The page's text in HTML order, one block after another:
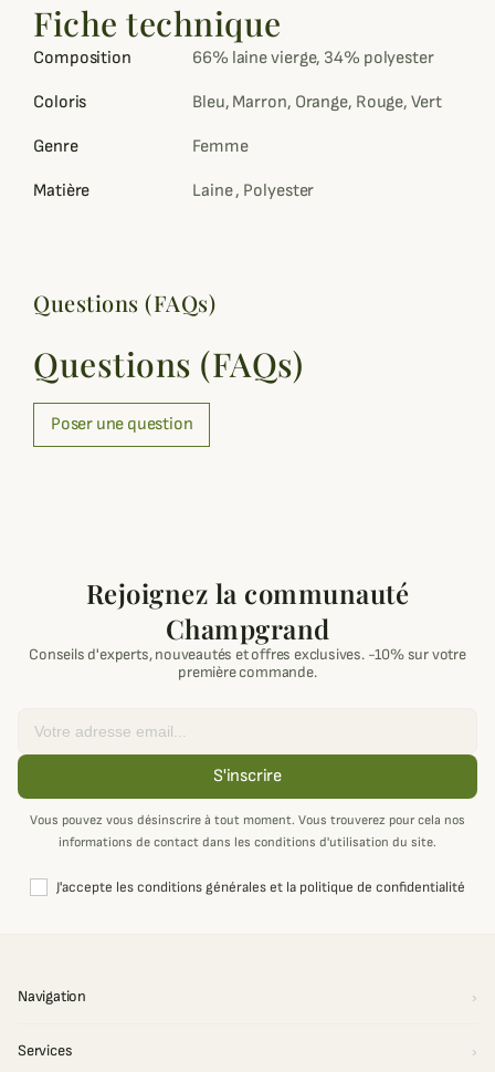
Fiche technique
Composition 66% laine vierge, 34% polyester
Coloris Bleu, Marron, Orange, Rouge, Vert
Genre Femme
Matière Laine , Polyester
Questions (FAQs)
Questions (FAQs)
Poser une question
Rejoignez la communauté
Champgrand
Conseils d'experts, nouveautés et offres exclusives. -10% sur votre
première commande.
S'inscrire
Vous pouvez vous désinscrire à tout moment. Vous trouverez pour cela nos
informations de contact dans les conditions d'utilisation du site.
J'accepte les conditions générales et la politique de confidentialité
Navigation
Services